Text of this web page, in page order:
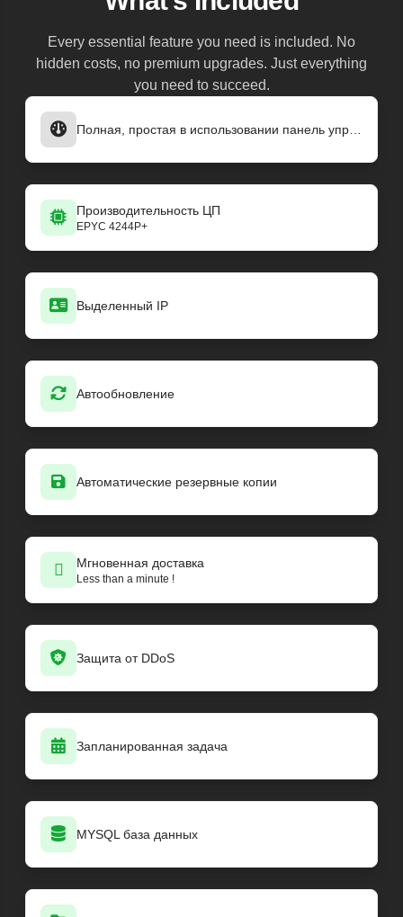
Every essential feature you need is included. No
hidden costs, no premium upgrades. Just everything
you need to succeed.
Производительность ЦП
EPYC 4244P+
Выделенный IP
Автообновление
Автоматические резервные копии
Мгновенная доставка
Less than a minute !
Защита от DDoS
Запланированная задача
MYSQL база данных